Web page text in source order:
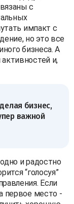
с
импакт с
но это все
бизнеса. А
и,
бизнес,
важной
и радостно
“голосуя”
Если
первое место -